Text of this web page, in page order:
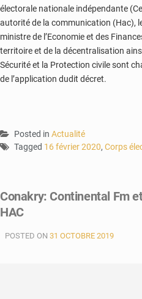
électorale nationale indépendante
autorité de la communication (Hac),
ministre de l’Economie et des
territoire et de la décentralisation
Sécurité et la Protection civile sont
de l’application dudit décret.
Posted in Actualité
Tagged 16 février 2020, Corps
Conakry: Continental Fm
HAC
POSTED ON 31 OCTOBRE 2019